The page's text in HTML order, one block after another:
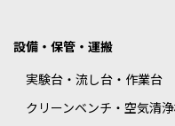
設備・保管・運搬
実験台・流し台・作業台
クリーンベンチ・空気清